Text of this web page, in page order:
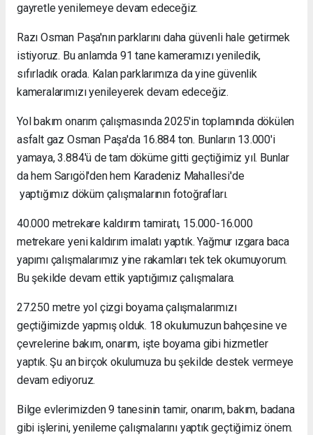
gayretle yenilemeye devam edeceğiz.
Razı Osman Paşa'nın parklarını daha güvenli hale getirmek
istiyoruz. Bu anlamda 91 tane kameramızı yeniledik,
sıfırladık orada. Kalan parklarımıza da yine güvenlik
kameralarımızı yenileyerek devam edeceğiz.
Yol bakım onarım çalışmasında 2025'in toplamında dökülen
asfalt gaz Osman Paşa'da 16.884 ton. Bunların 13.000'i
yamaya, 3.884'ü de tam döküme gitti geçtiğimiz yıl. Bunlar
da hem Sarıgöl'den hem Karadeniz Mahallesi'de
yaptığımız döküm çalışmalarının fotoğrafları.
40.000 metrekare kaldırım tamiratı, 15.000-16.000
metrekare yeni kaldırım imalatı yaptık. Yağmur ızgara baca
yapımı çalışmalarımız yine rakamları tek tek okumuyorum.
Bu şekilde devam ettik yaptığımız çalışmalara.
27.250 metre yol çizgi boyama çalışmalarımızı
geçtiğimizde yapmış olduk. 18 okulumuzun bahçesine ve
çevrelerine bakım, onarım, işte boyama gibi hizmetler
yaptık. Şu an birçok okulumuza bu şekilde destek vermeye
devam ediyoruz.
Bilge evlerimizden 9 tanesinin tamir, onarım, bakım, badana
gibi işlerini, yenileme çalışmalarını yaptık geçtiğimiz önem.